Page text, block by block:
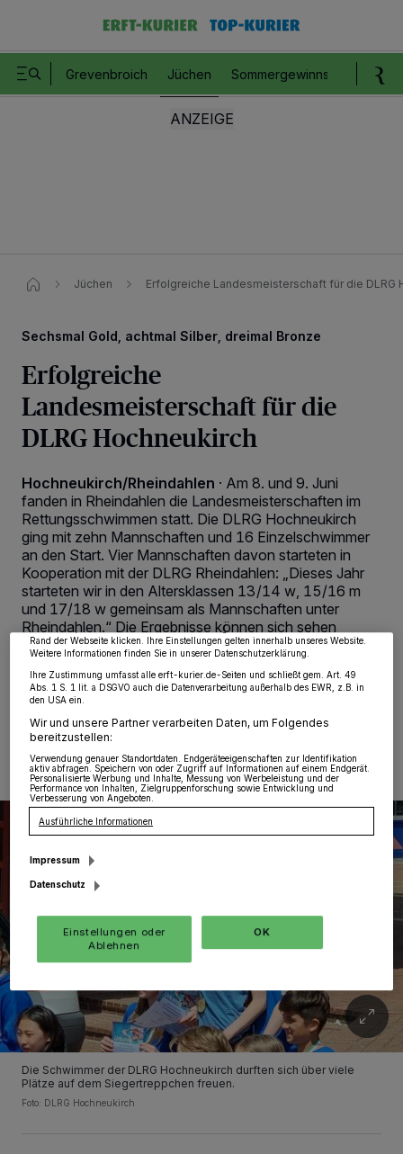
Grevenbroich Jüchen Sommergewinnspiel
Jüchen Erfolgreiche Landesmeisterschaft für die DLRG
Sechsmal Gold, achtmal Silber, dreimal Bronze
Erfolgreiche
Landesmeisterschaft für die
DLRG Hochneukirch
Hochneukirch/Rheindahlen · Am 8. und 9. Juni
fanden in Rheindahlen die Landesmeisterschaften im
Rettungsschwimmen statt. Die DLRG Hochneukirch
ging mit zehn Mannschaften und 16 Einzelschwimmer
an den Start. Vier Mannschaften davon starteten in
Kooperation mit der DLRG Rheindahlen: „Dieses Jahr
starteten wir in den Altersklassen 13/14 w, 15/16 m
und 17/18 w gemeinsam als Mannschaften unter
Rheindahlen.“ Die Ergebnisse können sich sehen
lassen.
28.06.2024 , 09:46 Uhr 2 Minuten Lesezeit
Die Schwimmer der DLRG Hochneukirch durften sich über viele
Plätze auf dem Siegertreppchen freuen.
Foto: DLRG Hochneukirch
Wir und unsere 218-Partner speichern und greifen auf personenbezogene Daten
wie Browserdaten oder eindeutige Kennungen auf Ihrem Gerät zu. Durch Auswahl
Partner verarbeiten Daten, um Ihnen Dienste bereitzustellen“ aufgeführten
Zwecke. Wenn Tracker deaktiviert sind, sind manche Inhalte und Anzeigen
möglicherweise nicht mehr so relevant für Sie. Sie können dieses Menü jederzeit
wieder aufrufen, um Ihre Einstellungen zu ändern oder Ihre Einwilligung zu
widerrufen, indem Sie auf den Link Einstellungen oder Ablehnen am unteren
Rand der Webseite klicken. Ihre Einstellungen gelten innerhalb unseres Website.
Weitere Informationen finden Sie in unserer Datenschutzerklärung.
Ihre Zustimmung umfasst alle erft-kurier.de-Seiten und schließt gem. Art. 49
Abs. 1 S. 1 lit. a DSGVO auch die Datenverarbeitung außerhalb des EWR, z.B. in
den USA ein.
Wir und unsere Partner verarbeiten Daten, um Folgendes
bereitzustellen:
Verwendung genauer Standortdaten. Endgeräteeigenschaften zur Identifikation
aktiv abfragen. Speichern von oder Zugriff auf Informationen auf einem Endgerät.
Personalisierte Werbung und Inhalte, Messung von Werbeleistung und der
Performance von Inhalten, Zielgruppenforschung sowie Entwicklung und
Verbesserung von Angeboten.
Ausführliche Informationen
Impressum
Datenschutz
Einstellungen oder
Ablehnen
OK